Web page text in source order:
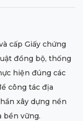
cấp Giấy chứng
đồng bộ, thống
hiện đúng các
công tác địa
xây dựng nền
bền vững.